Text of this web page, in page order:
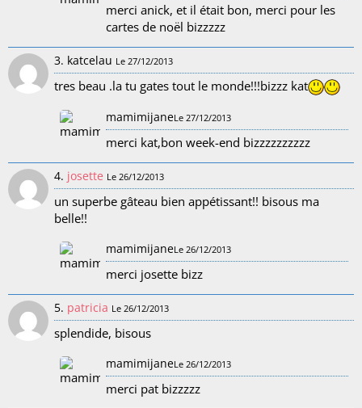
merci anick, et il était bon, merci pour les
cartes de noël bizzzzz
3. katcelau Le 27/12/2013
tres beau .la tu gates tout le monde!!!bizzz kat
mamimijaneLe 27/12/2013
merci kat,bon week-end bizzzzzzzzzz
4. josette Le 26/12/2013
un superbe gâteau bien appétissant!! bisous ma
belle!!
mamimijaneLe 26/12/2013
merci josette bizz
5. patricia Le 26/12/2013
splendide, bisous
mamimijaneLe 26/12/2013
merci pat bizzzzz